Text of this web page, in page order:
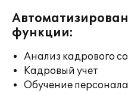
функции:
Анализ кадрового
Кадровый учет
Обучение персонала